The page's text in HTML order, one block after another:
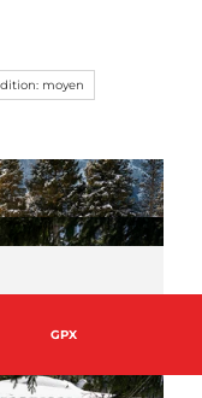
moyen
GPX